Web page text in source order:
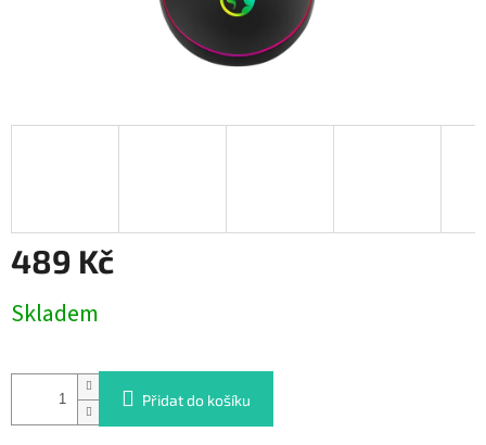
489 Kč
cena:
Skladem
Přidat do košíku